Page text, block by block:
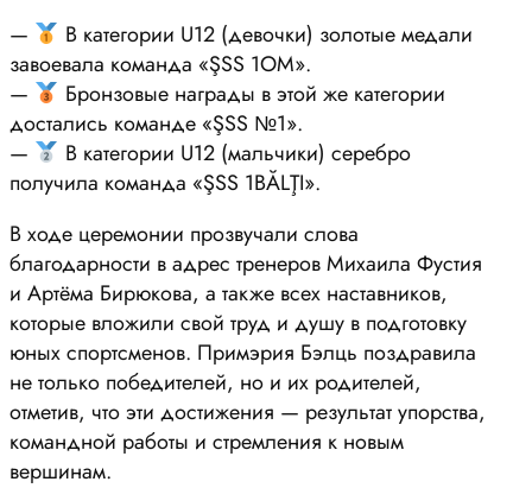
—
В категории U12 (девочки) золотые медали
завоевала команда «ŞSS 1OM».
—
Бронзовые награды в этой же категории
достались команде «ŞSS №1».
—
В категории U12 (мальчики) серебро
получила команда «ŞSS 1BĂLŢI».
В ходе церемонии прозвучали слова
благодарности в адрес тренеров Михаила Фустия
и Артёма Бирюкова, а также всех наставников,
которые вложили свой труд и душу в подготовку
юных спортсменов. Примэрия Бэлць поздравила
не только победителей, но и их родителей,
отметив, что эти достижения — результат упорства,
командной работы и стремления к новым
вершинам.